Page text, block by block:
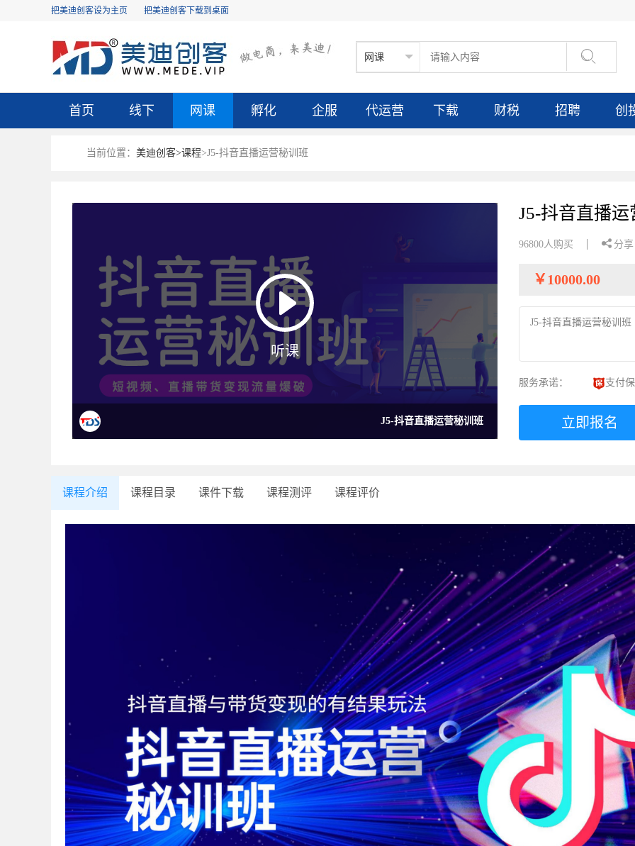
把美迪创客设为主页 把美迪创客下载到桌面

首页 线下 网课 孵化 企服 代运营 下载 财税 招聘 创
当前位置： 美迪创客>课程>J5-抖音直播运营秘训班
听课
J5-抖音直播运营秘训班
J5-抖音直播
96800人购买  分享
￥10000.00
J5-抖音直播运营秘训班
服务承诺： 支付
立即报名
课程介绍 课程目录 课件下载 课程测评 课程评价